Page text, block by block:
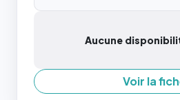
Aucune
Voir la